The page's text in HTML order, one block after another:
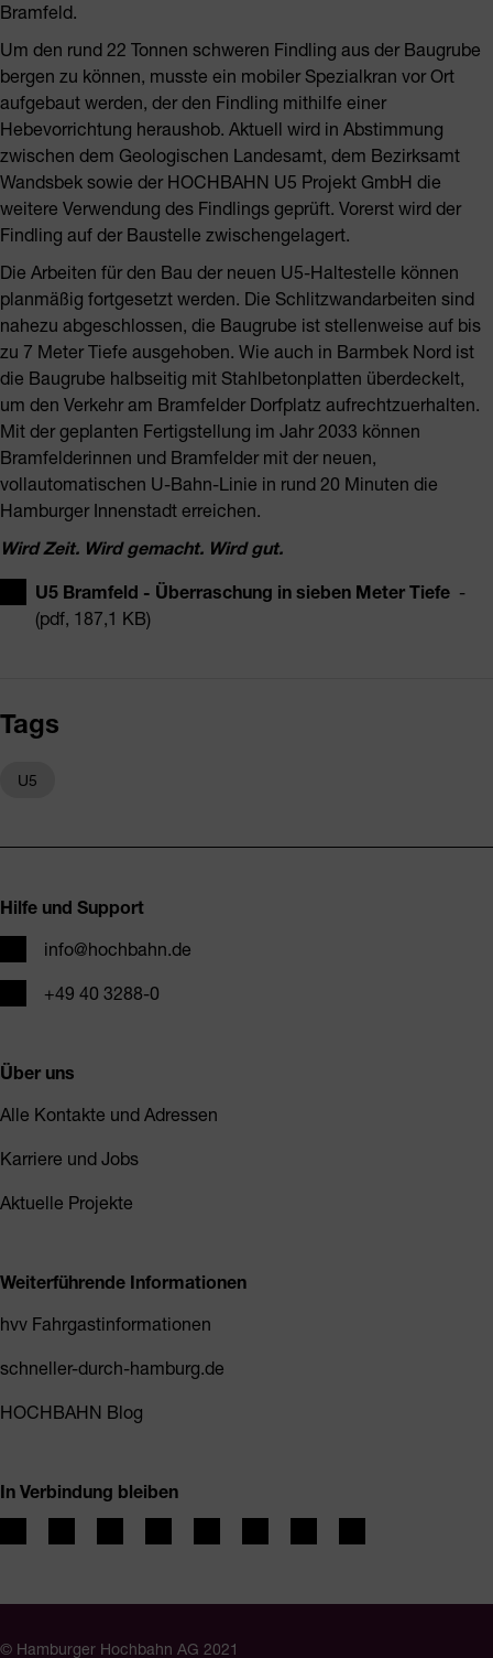
Bramfeld.
Um den rund 22 Tonnen schweren Findling aus der Baugrube
bergen zu können, musste ein mobiler Spezialkran vor Ort
aufgebaut werden, der den Findling mithilfe einer
Hebevorrichtung heraushob. Aktuell wird in Abstimmung
zwischen dem Geologischen Landesamt, dem Bezirksamt
Wandsbek sowie der HOCHBAHN U5 Projekt GmbH die
weitere Verwendung des Findlings geprüft. Vorerst wird der
Findling auf der Baustelle zwischengelagert.
Die Arbeiten für den Bau der neuen U5-Haltestelle können
planmäßig fortgesetzt werden. Die Schlitzwandarbeiten sind
nahezu abgeschlossen, die Baugrube ist stellenweise auf bis
zu 7 Meter Tiefe ausgehoben. Wie auch in Barmbek Nord ist
die Baugrube halbseitig mit Stahlbetonplatten überdeckelt,
um den Verkehr am Bramfelder Dorfplatz aufrechtzuerhalten.
Mit der geplanten Fertigstellung im Jahr 2033 können
Bramfelderinnen und Bramfelder mit der neuen,
vollautomatischen U-Bahn-Linie in rund 20 Minuten die
Hamburger Innenstadt erreichen.
Wird Zeit. Wird gemacht. Wird gut.
U5 Bramfeld - Überraschung in sieben Meter Tiefe -
(pdf, 187,1 KB)
Tags
U5
Hilfe und Support
E-Mailinfo@hochbahn.de
Telefon+49 40 3288-0
Über uns
Alle Kontakte und Adressen
Karriere und Jobs
Aktuelle Projekte
Weiterführende Informationen
hvv Fahrgastinformationen
schneller-durch-hamburg.de
HOCHBAHN Blog
In Verbindung bleiben
© Hamburger Hochbahn AG 2021